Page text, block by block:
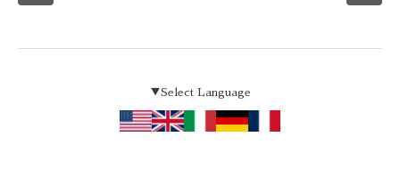
▼Select Language